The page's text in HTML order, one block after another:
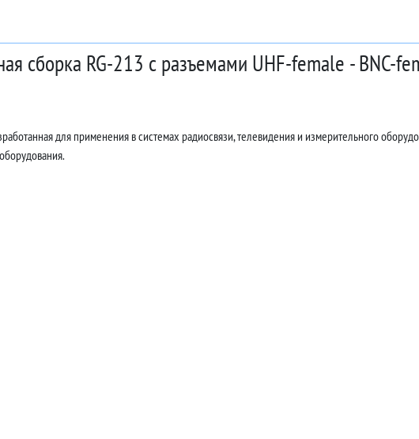
сборка RG-213 с разъемами UHF-female - BNC-
для применения в системах радиосвязи, телевидения и измерительного